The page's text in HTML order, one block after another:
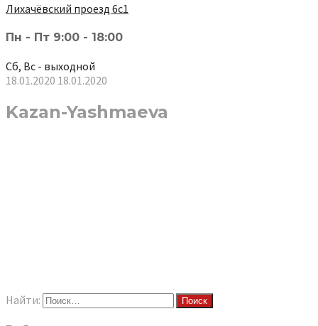
Лихачёвский проезд 6с1
Пн - Пт 9:00 - 18:00
Сб, Вс - выходной
18.01.2020 18.01.2020
Kazan-Yashmaeva
Найти: